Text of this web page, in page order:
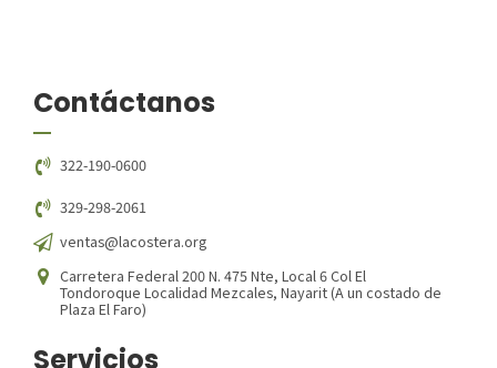
Contáctanos
322-190-0600
329-298-2061
ventas@lacostera.org
Carretera Federal 200 N. 475 Nte, Local 6 Col El
Tondoroque Localidad Mezcales, Nayarit (A un costado de
Plaza El Faro)
Servicios